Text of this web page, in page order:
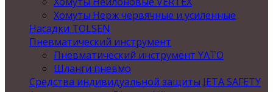
Хомуты Нерж червячные и усиленные
Насадки TOLSEN
Пневматический инструмент
Пневматический инструмент YATO
Шланги пневмо
Средства индивидуальной защиты JETA SAFETY